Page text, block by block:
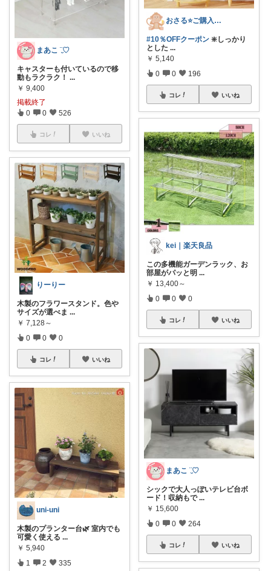
まあこ ¨̮♡
キャスターも付いているので移
動もラクラク！ ...
￥ 9,400
掲載終了
0 0 526
コレ いいね
りーりー
木製のフラワースタンド。色や
サイズが選べま ...
￥ 7,128～
0 0 0
コレ いいね
uni-uni
木製のプランター台🌿 室内でも
可愛く使える ...
￥ 5,940
1 2 335
おさる⭐ご購入感謝🐹
#10％OFFクーポン ❇️しっかり
とした ...
￥ 5,140
0 0 196
コレ いいね
kei｜楽天良品
この多機能ガーデンラック、お
部屋がパッと明 ...
￥ 13,400～
0 0 0
コレ いいね
まあこ ¨̮♡
シックで大人っぽいテレビ台ボ
ード！収納もで ...
￥ 15,600
0 0 264
コレ いいね